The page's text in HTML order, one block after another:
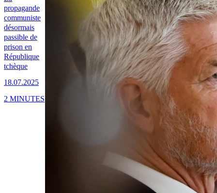
propagande
communiste
désormais
passible de
prison en
République
tchèque
18.07.2025
2 MINUTES